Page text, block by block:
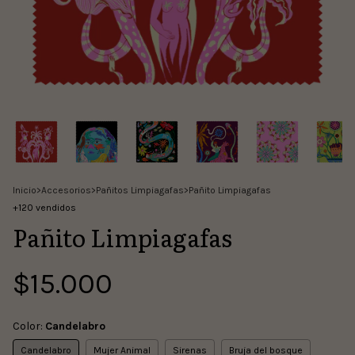
Inicio>Accesorios>Pañitos Limpiagafas>Pañito Limpiagafas
+120 vendidos
Pañito Limpiagafas
$15.000
Color: Candelabro
Candelabro Mujer Animal Sirenas Bruja del bosque